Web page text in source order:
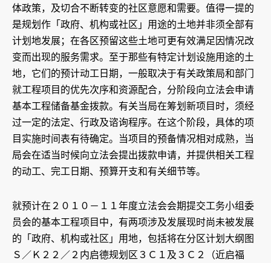
体政策，及切合不断转变的社区意愿和需要。值得一提的
是规划作「政府、机构或社区」用途的土地并非须全部有
计划地发展；在各区预留这些土地可更有效满足因情况改
变而出现的服务需求。至于那些有特定计划设施用途的土
地，它们的预计动工日期，一般取决于有关政策局和部门
就工程项目的优先次序和资源配合，分阶段向立法会申请
基本工程储备基金拨款。有关当局在筹划新项目时，须经
过一定的法定、行政及谘询程序。在这个阶段，具体的项
目实施时间表有待确定。当项目的预备情况相对成熟，当
局会在适当时候向立法会提出拨款申请，并提供相关工程
的动工、完工日期、预算开支和有关细节等。
就预计在２０１０－１１年度立法会会期提交工务小组委
员会的基本工程项目中，有两项涉及发展现时尚未被发展
的「政府、机构或社区」用地，包括将在分区计划大纲图
Ｓ／Ｋ２２／２内启德规划区３Ｃ１及３Ｃ２（近启福